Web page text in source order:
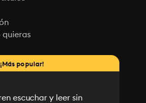
¡Más popular!
escuchar y leer sin